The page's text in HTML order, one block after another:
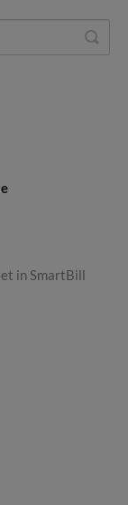
in SmartBill